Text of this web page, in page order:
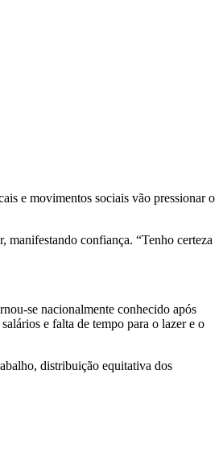
e movimentos sociais vão pressionar o
manifestando confiança. “Tenho certeza
se nacionalmente conhecido após
e falta de tempo para o lazer e o
distribuição equitativa dos